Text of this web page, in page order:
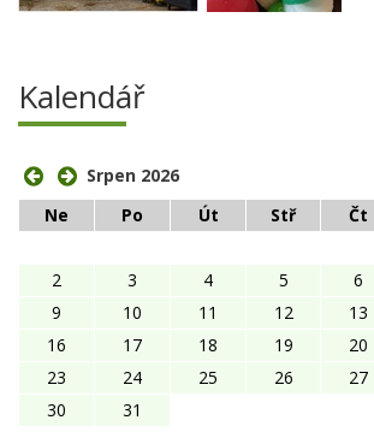
Kalendář
Srpen 2026
Ne
Po Út Stř Čt
2
3 4 5 6
9
10 11 12 13
16
17 18 19 20
23
24 25 26 27
30
31